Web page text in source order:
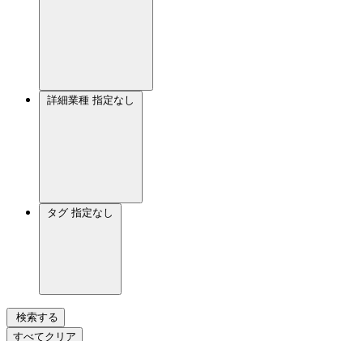
詳細業種 指定なし
タグ 指定なし
検索する
すべてクリア